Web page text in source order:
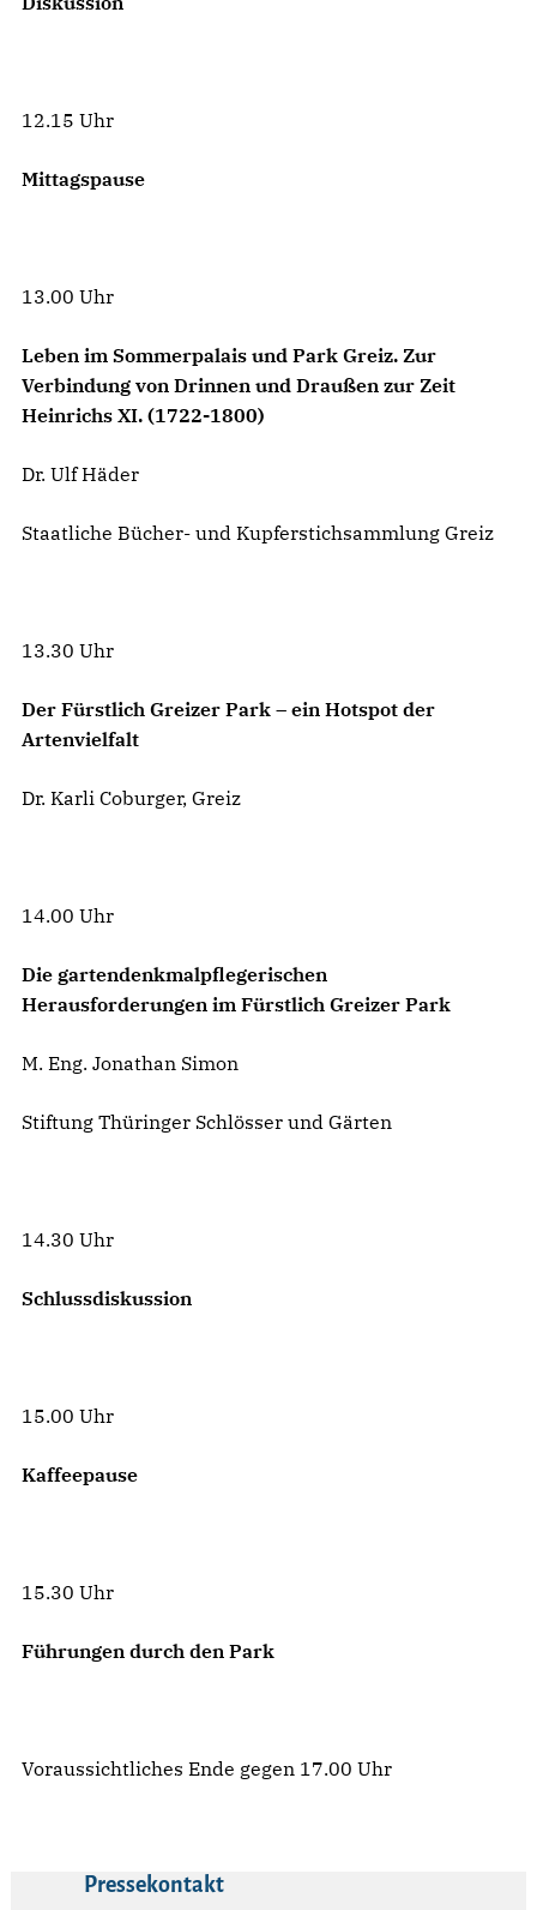
12.15 Uhr
Mittagspause
13.00 Uhr
Leben im Sommerpalais und Park Greiz. Zur
Verbindung von Drinnen und Draußen zur Zeit
Heinrichs XI. (1722-1800)
Dr. Ulf Häder
Staatliche Bücher- und Kupferstichsammlung Greiz
13.30 Uhr
Der Fürstlich Greizer Park – ein Hotspot der
Artenvielfalt
Dr. Karli Coburger, Greiz
14.00 Uhr
Die gartendenkmalpflegerischen
Herausforderungen im Fürstlich Greizer Park
M. Eng. Jonathan Simon
Stiftung Thüringer Schlösser und Gärten
14.30 Uhr
Schlussdiskussion
15.00 Uhr
Kaffeepause
15.30 Uhr
Führungen durch den Park
Voraussichtliches Ende gegen 17.00 Uhr
Pressekontakt